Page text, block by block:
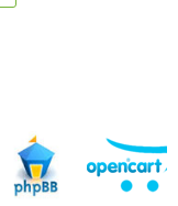
чого в нижній